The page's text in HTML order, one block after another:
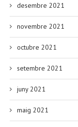
desembre 2021
novembre 2021
octubre 2021
setembre 2021
juny 2021
maig 2021